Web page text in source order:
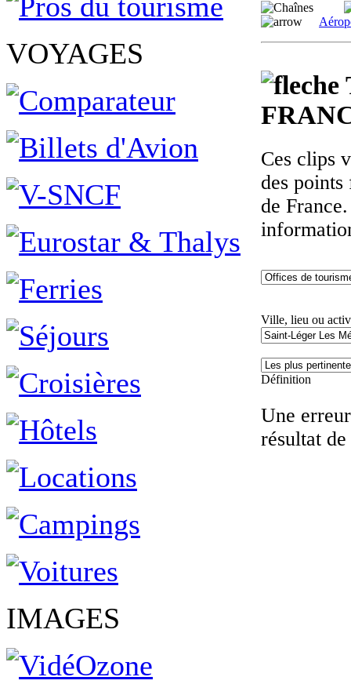
VOYAGES
IMAGES
Ces clips
des
de
Ville, lieu ou
Définition
Une
résultat